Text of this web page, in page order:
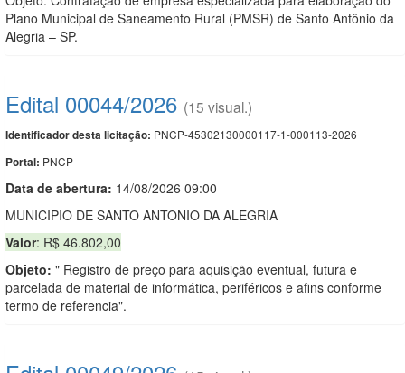
Plano Municipal de Saneamento Rural (PMSR) de Santo Antônio da
Alegria – SP.
Edital 00044/2026 (15 visual.)
Identificador desta licitação: PNCP-45302130000117-1-000113-2026
Portal: PNCP
Data de abertura: 14/08/2026 09:00
MUNICIPIO DE SANTO ANTONIO DA ALEGRIA
Valor: R$ 46.802,00
Objeto: " Registro de preço para aquisição eventual, futura e
parcelada de material de informática, periféricos e afins conforme
termo de referencia".